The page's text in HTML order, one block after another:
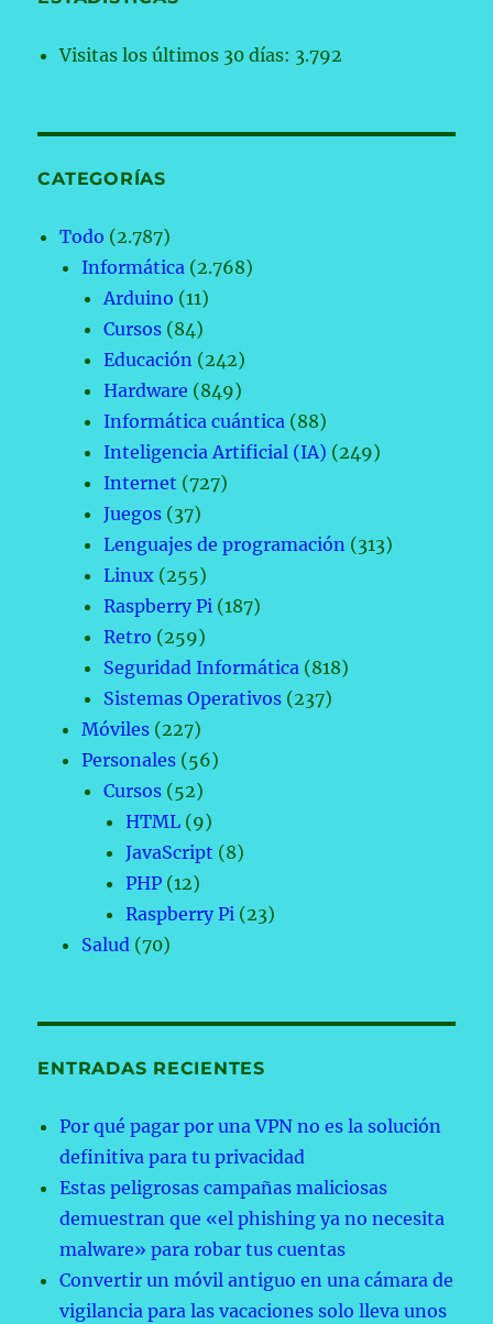
Visitas los últimos 30 días: 3.792
CATEGORÍAS
Todo (2.787)
Informática (2.768)
Arduino (11)
Cursos (84)
Educación (242)
Hardware (849)
Informática cuántica (88)
Inteligencia Artificial (IA) (249)
Internet (727)
Juegos (37)
Lenguajes de programación (313)
Linux (255)
Raspberry Pi (187)
Retro (259)
Seguridad Informática (818)
Sistemas Operativos (237)
Móviles (227)
Personales (56)
Cursos (52)
HTML (9)
JavaScript (8)
PHP (12)
Raspberry Pi (23)
Salud (70)
ENTRADAS RECIENTES
Por qué pagar por una VPN no es la solución
definitiva para tu privacidad
Estas peligrosas campañas maliciosas
demuestran que «el phishing ya no necesita
malware» para robar tus cuentas
Convertir un móvil antiguo en una cámara de
vigilancia para las vacaciones solo lleva unos